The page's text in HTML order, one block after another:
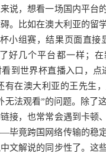
说，想看一场国内平台
。比如在澳大利亚的留
小组赛，结果页面直接
好几个平台都一样；
到世界杯直播入口，点
有在澳大利亚的王先生
无法观看”的问题。除了
接，也常常会遇到卡顿
毕竟跨国网络传输的稳
文解说的同步性了。这